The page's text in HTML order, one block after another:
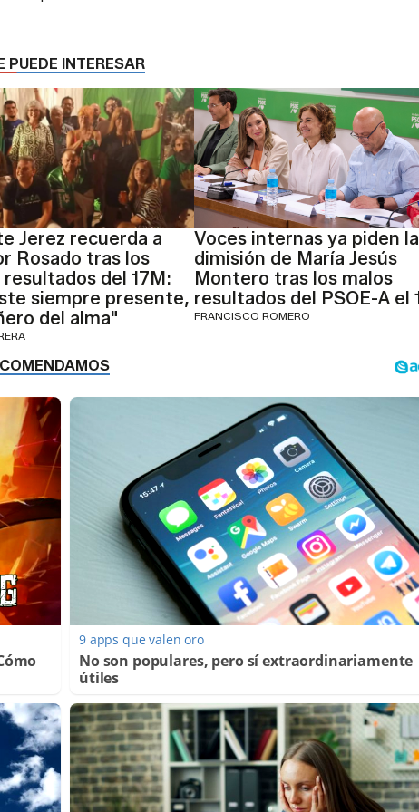
PUEDE INTERESAR
Jerez recuerda a
Rosado tras los
del 17M:
siempre presente,
del alma"
Voces internas ya piden la
dimisión de María Jesús
Montero tras los malos
resultados del PSOE-A el
FRANCISCO ROMERO
9 apps que valen oro
No son populares, pero sí extraordinariamente
útiles